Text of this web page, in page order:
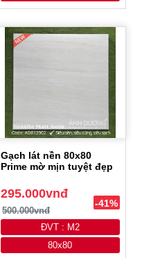
Gạch lát nền 80x80
Prime mờ mịn tuyệt đẹp
295.000vnđ
500.000vnđ
-41%
ĐVT : M2
80x80